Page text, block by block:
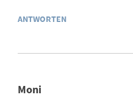
ANTWORTEN
Moni